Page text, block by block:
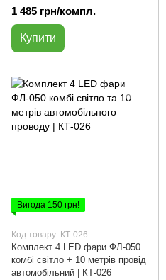
1 485 грн/компл.
Купити
Вигода 150 грн!
Код товару: КТ-026
Комплект 4 LED фари ФЛ-050
комбі світло + 10 метрів провід
автомобільний | КТ-026